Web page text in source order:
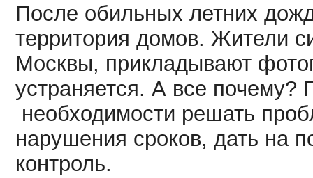
После обильных летних
территория домов. Жители
Москвы, прикладывают
устраняется. А все почему?
необходимости решать
нарушения сроков, дать на
контроль.